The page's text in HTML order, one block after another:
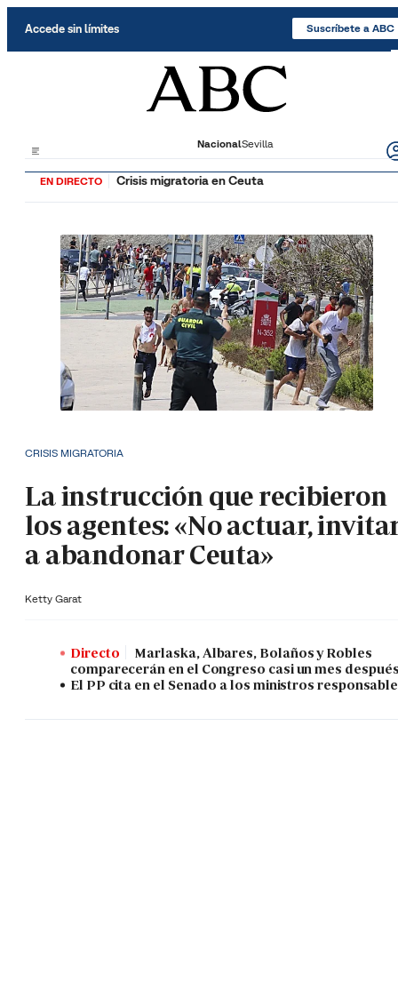
Accede sin límites Suscríbete a ABC
NacionalSevilla
EN DIRECTO Crisis migratoria en Ceuta
CRISIS MIGRATORIA
La instrucción que recibieron
los agentes: «No actuar,
a abandonar Ceuta»
Ketty Garat
Directo
Marlaska, Albares, Bolaños y Robles
comparecerán en el Congreso casi un mes
El PP cita en el Senado a los ministros